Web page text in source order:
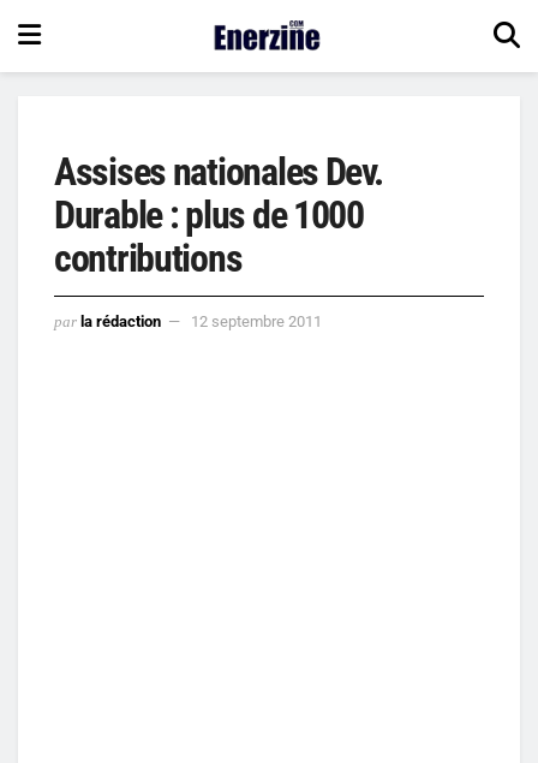
Assises nationales Dev.
Durable : plus de 1000
contributions
par la rédaction 12 septembre 2011